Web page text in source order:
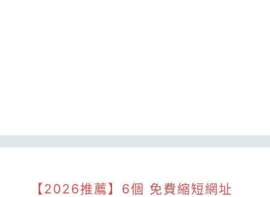
【2026推薦】6個 免費縮短網址